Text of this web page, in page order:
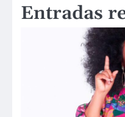
Entradas